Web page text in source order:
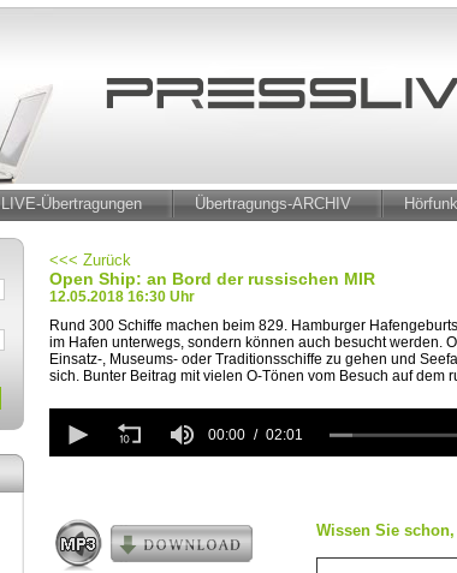
LIVE-Übertragungen Übertragungs-ARCHIV
<<< Zurück
Open Ship: an Bord der russischen MIR
12.05.2018 16:30 Uhr
Rund 300 Schiffe machen beim 829. Hamburger
im Hafen unterwegs, sondern können auch besucht werden.
Einsatz-, Museums- oder Traditionsschiffe zu gehen und
sich. Bunter Beitrag mit vielen O-Tönen vom Besuch auf dem
seconds
of
second Volume
90%
00:00 02:01
Wissen Sie